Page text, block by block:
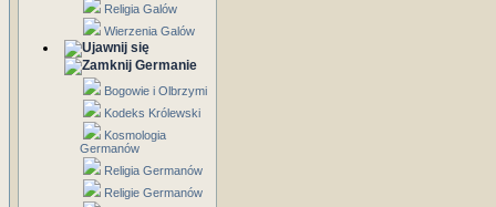
Religia Galów
Wierzenia Galów
Germanie
Bogowie i Olbrzymi
Kodeks Królewski
Kosmologia
Germanów
Religia Germanów
Religie Germanów